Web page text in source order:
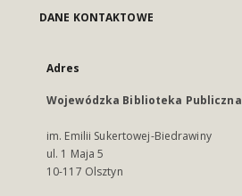
DANE KONTAKTOWE
Adres
Wojewódzka Biblioteka Publiczna
im. Emilii Sukertowej-Biedrawiny
ul. 1 Maja 5
10-117 Olsztyn